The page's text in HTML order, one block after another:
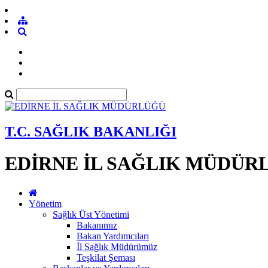
T.C. SAĞLIK BAKANLIĞI
EDİRNE İL SAĞLIK
Yönetim
Sağlık Üst Yönetimi
Bakanımız
Bakan Yardımcıları
İl Sağlık Müdürümüz
Teşkilat Şeması